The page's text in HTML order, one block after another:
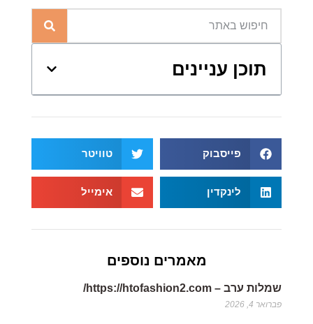
תוכן עניינים
פייסבוק טוויטר
לינקדין אימייל
מאמרים נוספים
שמלות ערב – https://htofashion2.com/
פברואר 4, 2026